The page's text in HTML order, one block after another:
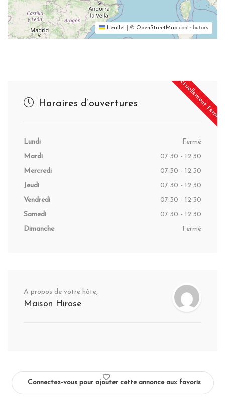
Leaflet © OpenStreetMap contributors
Actuellement fermé
Horaires d’ouvertures
Lundi
Fermé
Mardi
07:30 - 12:30
Mercredi
07:30 - 12:30
Jeudi
07:30 - 12:30
Vendredi
07:30 - 12:30
Samedi
07:30 - 12:30
Dimanche
Fermé
A propos de votre hôte,
Maison Hirose
Connectez-vous pour ajouter cette annonce aux favoris